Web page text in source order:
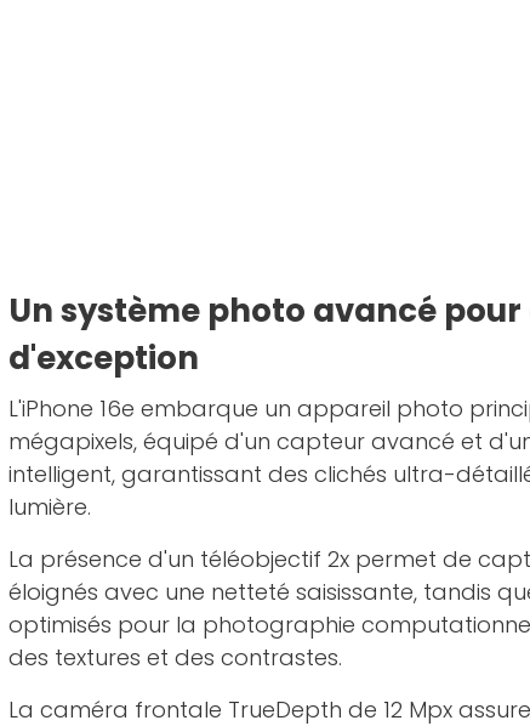
Un système photo avancé pour
d'exception
L'iPhone 16e embarque un appareil photo
mégapixels, équipé d'un capteur avancé et
intelligent, garantissant des clichés ultra-
lumière.
La présence d'un téléobjectif 2x permet de
éloignés avec une netteté saisissante, tandis
optimisés pour la photographie
des textures et des contrastes.
La caméra frontale TrueDepth de 12 Mpx